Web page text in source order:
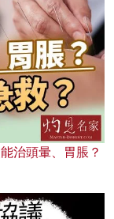
治頭暈、胃脹？